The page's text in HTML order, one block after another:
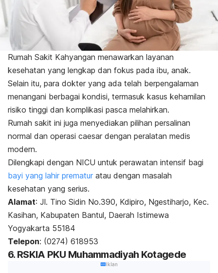
Rumah Sakit Kahyangan menawarkan layanan
kesehatan yang lengkap dan fokus pada ibu, anak.
Selain itu, para dokter yang ada telah berpengalaman
menangani berbagai kondisi, termasuk kasus kehamilan
risiko tinggi dan komplikasi pasca melahirkan.
Rumah sakit ini juga menyediakan pilihan persalinan
normal dan operasi caesar dengan peralatan medis
modern.
Dilengkapi dengan NICU untuk perawatan intensif bagi
bayi yang lahir prematur atau dengan masalah
kesehatan yang serius.
Alamat: Jl. Tino Sidin No.390, Kdipiro, Ngestiharjo, Kec.
Kasihan, Kabupaten Bantul, Daerah Istimewa
Yogyakarta 55184
Telepon: (0274) 618953
6. RSKIA PKU Muhammadiyah Kotagede
Iklan